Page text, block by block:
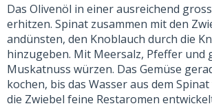
Das Olivenöl in einer ausreichend
erhitzen. Spinat zusammen mit den
andünsten, den Knoblauch durch die
hinzugeben. Mit Meersalz, Pfeffer und
Muskatnuss würzen. Das Gemüse
kochen, bis das Wasser aus dem
die Zwiebel feine Restaromen